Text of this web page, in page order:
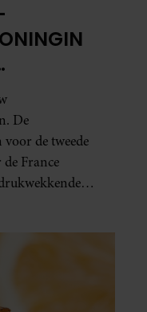
DEMI
DE
De
de tweede
France